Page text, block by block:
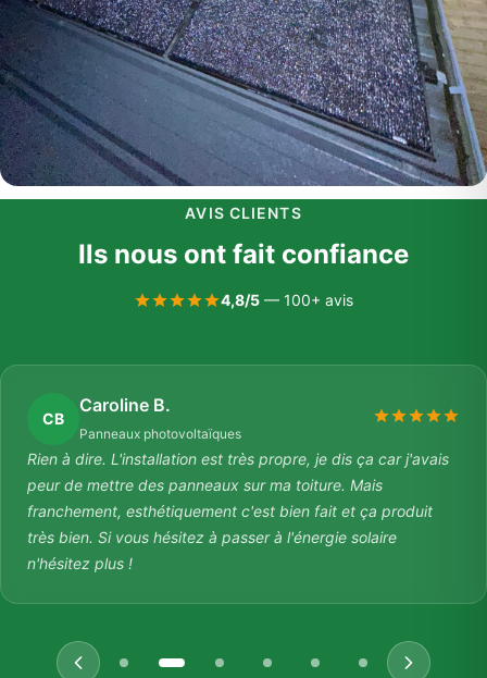
AVIS CLIENTS
Ils nous ont fait confiance
4,8/5 — 100+ avis
CB
Caroline B.
Panneaux photovoltaïques
Rien à dire. L'installation est très propre, je dis ça car j'avais
peur de mettre des panneaux sur ma toiture. Mais
franchement, esthétiquement c'est bien fait et ça produit
très bien. Si vous hésitez à passer à l'énergie solaire
n'hésitez plus !